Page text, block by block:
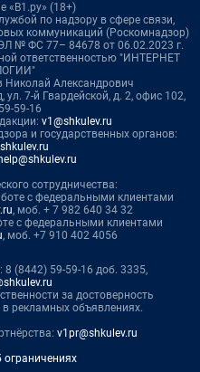
«В1.ру» (18+)
по надзору в сфере связи,
коммуникаций (Роскомнадзор)
№ ФС 77– 84678 от 06.02.2023 г.
ответственностью "ИНТЕРНЕТ
Николай Александрович
ул. 7-й Гвардейской, д. 2, офис 102,
59-16
v1@shkulev.ru
и государственных органов:
help@shkulev.ru
сотрудничества:
с федеральными клиентами
, моб. + 7 982 640 34 32
с федеральными клиентами
, моб. +7 910 402 4056
(8442) 59-59-16 доб. 3335,
за достоверность
рекламных объявлениях.
v1pr@shkulev.ru